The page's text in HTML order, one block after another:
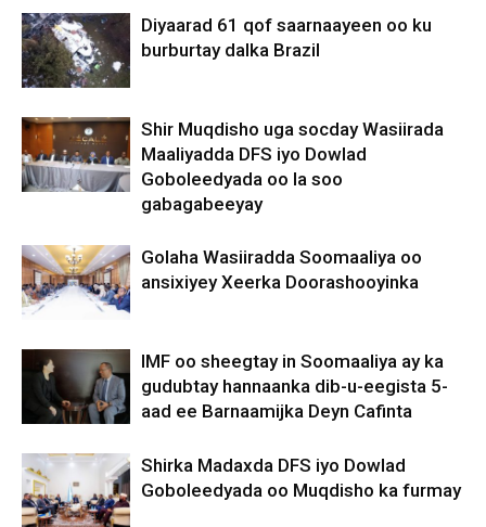
Diyaarad 61 qof saarnaayeen oo ku
burburtay dalka Brazil
Shir Muqdisho uga socday Wasiirada
Maaliyadda DFS iyo Dowlad
Goboleedyada oo la soo
gabagabeeyay
Golaha Wasiiradda Soomaaliya oo
ansixiyey Xeerka Doorashooyinka
IMF oo sheegtay in Soomaaliya ay ka
gudubtay hannaanka dib-u-eegista 5-
aad ee Barnaamijka Deyn Cafinta
Shirka Madaxda DFS iyo Dowlad
Goboleedyada oo Muqdisho ka furmay